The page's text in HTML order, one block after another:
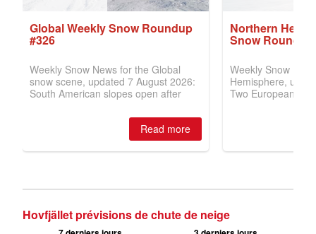
Hovfjället prévisions de chute de neige